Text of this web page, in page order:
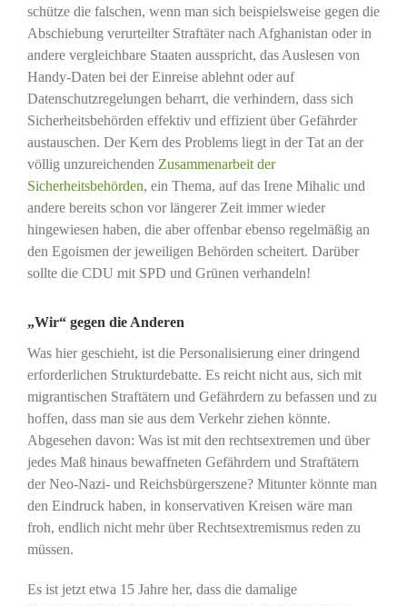
schütze die falschen, wenn man sich beispielsweise gegen die
Abschiebung verurteilter Straftäter nach Afghanistan oder in
andere vergleichbare Staaten ausspricht, das Auslesen von
Handy-Daten bei der Einreise ablehnt oder auf
Datenschutzregelungen beharrt, die verhindern, dass sich
Sicherheitsbehörden effektiv und effizient über Gefährder
austauschen. Der Kern des Problems liegt in der Tat an der
völlig unzureichenden Zusammenarbeit der
Sicherheitsbehörden, ein Thema, auf das Irene Mihalic und
andere bereits schon vor längerer Zeit immer wieder
hingewiesen haben, die aber offenbar ebenso regelmäßig an
den Egoismen der jeweiligen Behörden scheitert. Darüber
sollte die CDU mit SPD und Grünen verhandeln!
„Wir“ gegen die Anderen
Was hier geschieht, ist die Personalisierung einer dringend
erforderlichen Strukturdebatte. Es reicht nicht aus, sich mit
migrantischen Straftätern und Gefährdern zu befassen und zu
hoffen, dass man sie aus dem Verkehr ziehen könnte.
Abgesehen davon: Was ist mit den rechtsextremen und über
jedes Maß hinaus bewaffneten Gefährdern und Straftätern
der Neo-Nazi- und Reichsbürgerszene? Mitunter könnte man
den Eindruck haben, in konservativen Kreisen wäre man
froh, endlich nicht mehr über Rechtsextremismus reden zu
müssen.
Es ist jetzt etwa 15 Jahre her, dass die damalige